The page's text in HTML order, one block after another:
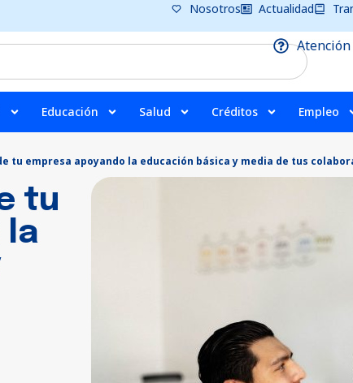
Nosotros Actualidad
Educación Salud Créditos Empleo
tu empresa apoyando la educación básica y media de tus
tu
la